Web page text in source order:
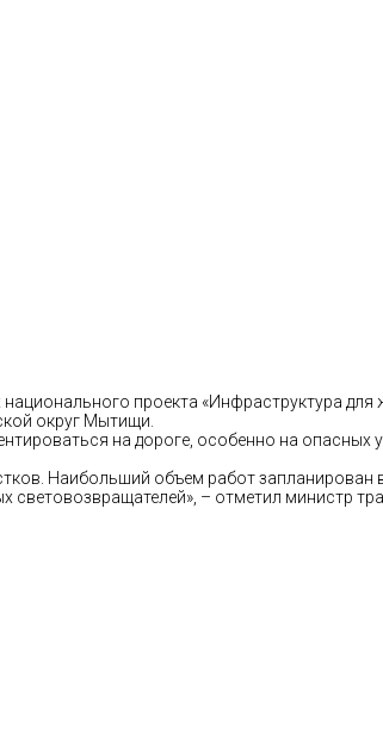
проекта «Инфраструктура для
округ Мытищи.
на дороге, особенно на опасных
Наибольший объем работ запланирован
– отметил министр